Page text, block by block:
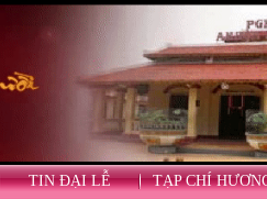
TIN ĐẠI LỄ TẠP CHÍ